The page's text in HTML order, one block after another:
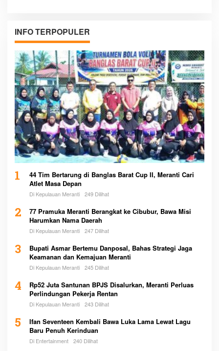
INFO TERPOPULER
1
44 Tim Bertarung di Banglas Barat Cup II, Meranti Cari
Atlet Masa Depan
Di Kepulauan Meranti 249 Dilihat
2
77 Pramuka Meranti Berangkat ke Cibubur, Bawa Misi
Harumkan Nama Daerah
Di Kepulauan Meranti 247 Dilihat
3
Bupati Asmar Bertemu Danposal, Bahas Strategi Jaga
Keamanan dan Kemajuan Meranti
Di Kepulauan Meranti 245 Dilihat
4
Rp52 Juta Santunan BPJS Disalurkan, Meranti Perluas
Perlindungan Pekerja Rentan
Di Kepulauan Meranti 243 Dilihat
5
Ifan Seventeen Kembali Bawa Luka Lama Lewat Lagu
Baru Penuh Kerinduan
Di Entertainment 240 Dilihat